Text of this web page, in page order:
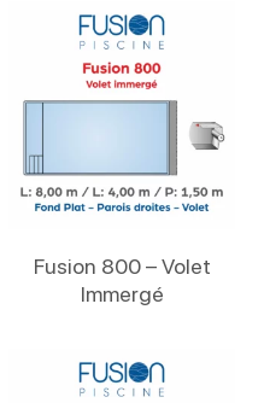
Fusion 800 – Volet
Immergé